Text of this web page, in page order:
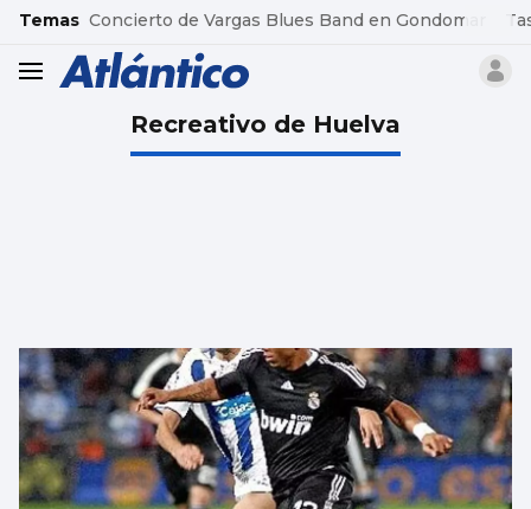
common.go-to-content
Temas Concierto de Vargas Blues Band en Gondomar
header.menu.open
Recreativo de Huelva